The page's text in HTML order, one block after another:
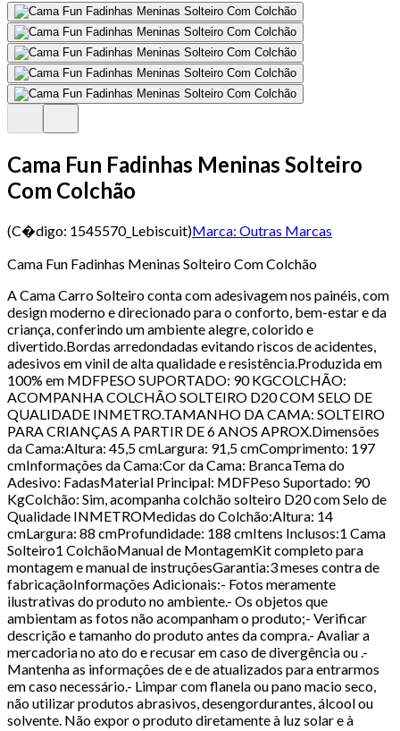
Cama Fun Fadinhas Meninas Solteiro
Com Colchão
(C�digo: 1545570_Lebiscuit)Marca: Outras Marcas
Cama Fun Fadinhas Meninas Solteiro Com Colchão
A Cama Carro Solteiro conta com adesivagem nos painéis, com
design moderno e direcionado para o conforto, bem-estar e da
criança, conferindo um ambiente alegre, colorido e
divertido.Bordas arredondadas evitando riscos de acidentes,
adesivos em vinil de alta qualidade e resistência.Produzida em
100% em MDFPESO SUPORTADO: 90 KGCOLCHÃO:
ACOMPANHA COLCHÃO SOLTEIRO D20 COM SELO DE
QUALIDADE INMETRO.TAMANHO DA CAMA: SOLTEIRO
PARA CRIANÇAS A PARTIR DE 6 ANOS APROX.Dimensões
da Cama:Altura: 45,5 cmLargura: 91,5 cmComprimento: 197
cmInformações da Cama:Cor da Cama: BrancaTema do
Adesivo: FadasMaterial Principal: MDFPeso Suportado: 90
KgColchão: Sim, acompanha colchão solteiro D20 com Selo de
Qualidade INMETROMedidas do Colchão:Altura: 14
cmLargura: 88 cmProfundidade: 188 cmItens Inclusos:1 Cama
Solteiro1 ColchãoManual de MontagemKit completo para
montagem e manual de instruçõesGarantia:3 meses contra de
fabricaçãoInformações Adicionais:- Fotos meramente
ilustrativas do produto no ambiente.- Os objetos que
ambientam as fotos não acompanham o produto;- Verificar
descrição e tamanho do produto antes da compra.- Avaliar a
mercadoria no ato do e recusar em caso de divergência ou .-
Mantenha as informações de e de atualizados para entrarmos
em caso necessário.- Limpar com flanela ou pano macio seco,
não utilizar produtos abrasivos, desengordurantes, álcool ou
solvente. Não expor o produto diretamente à luz solar e à